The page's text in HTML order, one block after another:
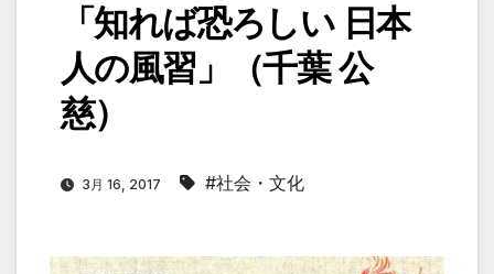
「知れば恐ろしい 日本
人の風習」（千葉 公
慈）
3月 16, 2017 #社会・文化